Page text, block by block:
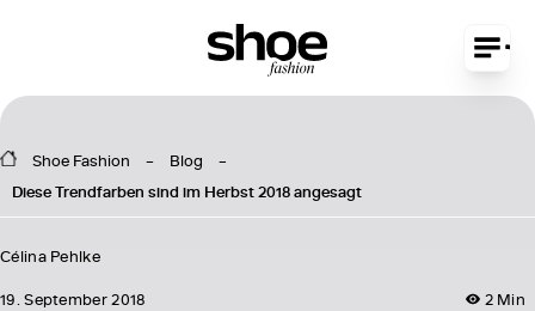
Shoe Fashion
Blog
Diese Trendfarben sind im Herbst 2018 angesagt
Célina Pehlke
2 Min
19. September 2018